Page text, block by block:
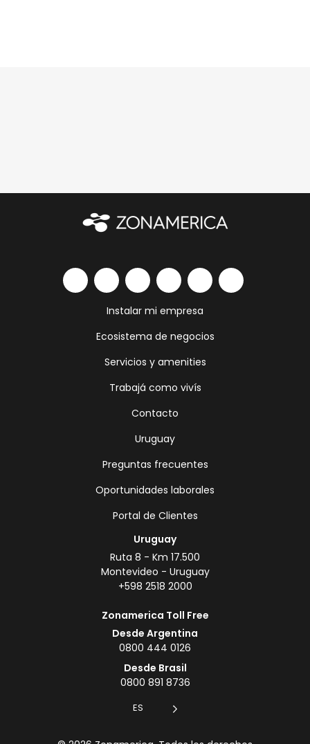
Instalar mi empresa
Ecosistema de negocios
Servicios y amenities
Trabajá como vivís
Contacto
Uruguay
Preguntas frecuentes
Oportunidades laborales
Portal de Clientes
Uruguay
Ruta 8 - Km 17.500
Montevideo - Uruguay
+598 2518 2000
Zonamerica Toll Free
Desde Argentina
0800 444 0126
Desde Brasil
0800 891 8736
ES